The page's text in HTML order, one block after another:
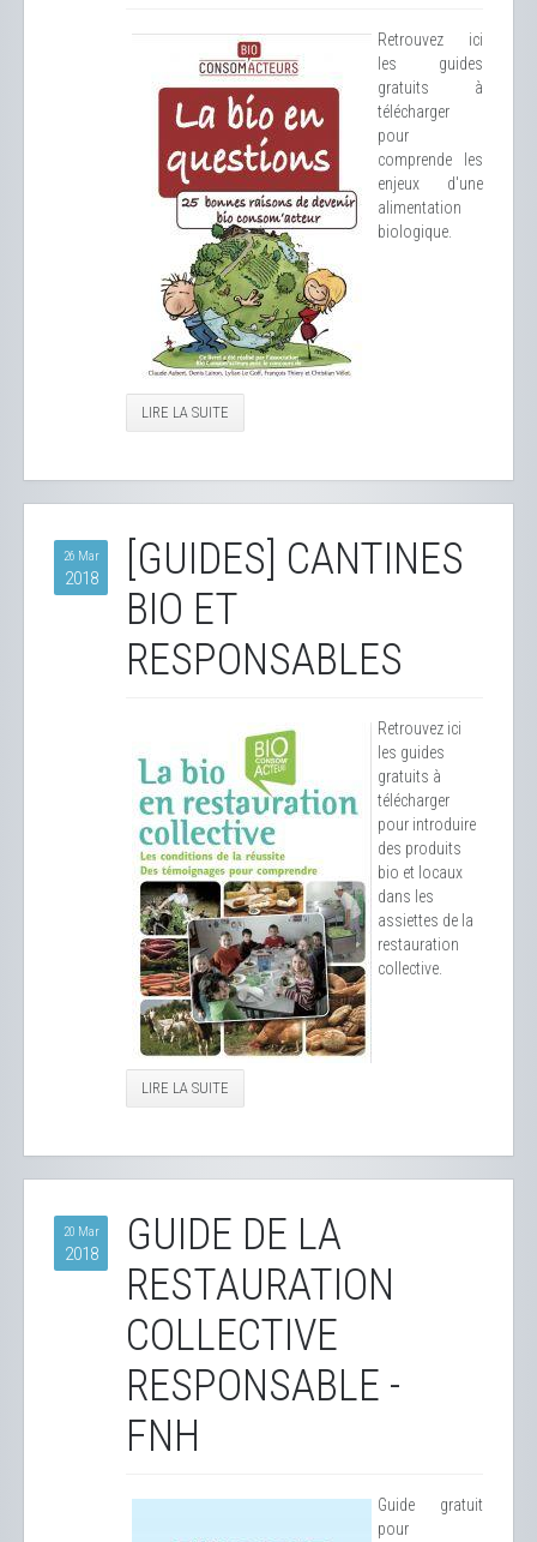
Retrouvez ici
les guides
gratuits à
télécharger
pour
comprende les
enjeux d'une
alimentation
biologique.
LIRE LA SUITE
26 Mar
2018
[GUIDES] CANTINES
BIO ET
RESPONSABLES
Retrouvez ici
les guides
gratuits à
télécharger
pour introduire
des produits
bio et locaux
dans les
assiettes de la
restauration
collective.
LIRE LA SUITE
20 Mar
2018
GUIDE DE LA
RESTAURATION
COLLECTIVE
RESPONSABLE -
FNH
Guide gratuit
pour